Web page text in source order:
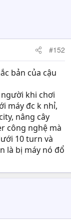
#152
bản của cậu
khi chơi
máy đc k nhỉ,
nâng cây
công nghệ mà
10 turn và
là bị máy nó đổ